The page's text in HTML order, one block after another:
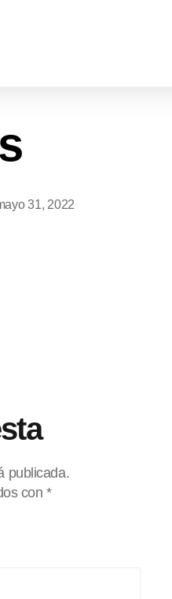
31, 2022
publicada.
con*